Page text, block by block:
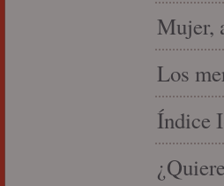
Mujer,
Los
Índice